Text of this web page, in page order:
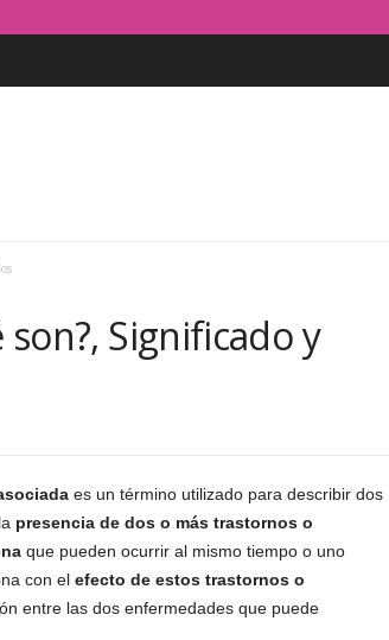
Significado y
es un término utilizado para describir dos
presencia de dos o más trastornos o
que pueden ocurrir al mismo tiempo o uno
con el efecto de estos trastornos o
entre las dos enfermedades que puede